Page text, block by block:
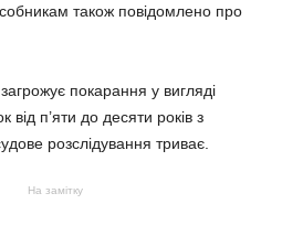
також повідомлено про
покарання у вигляді
від п’яти до десяти років з
розслідування триває.
На замітку